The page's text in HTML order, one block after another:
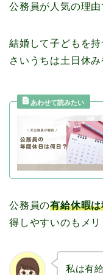
公務員が人気の理由
結婚して子どもを
さいうちは土日休
公務員の有給休暇
得しやすいのもメリ
私は有